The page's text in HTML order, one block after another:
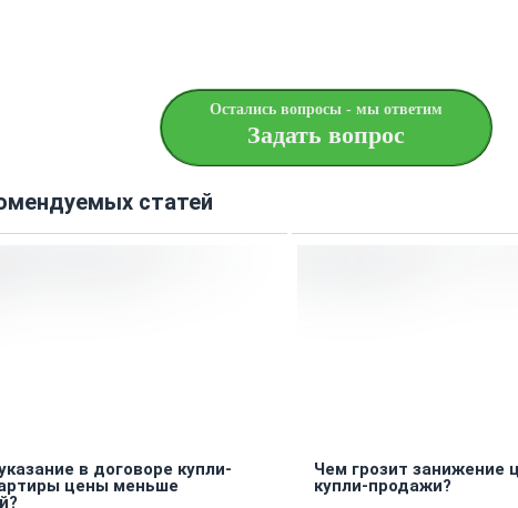
Остались вопросы - мы ответим
Задать вопрос
статей
в договоре купли-
цены меньше
Чем грозит занижение
купли-продажи?